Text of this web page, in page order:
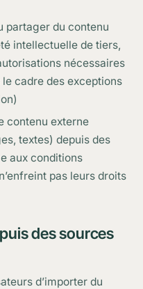
partager du contenu
intellectuelle de tiers,
nécessaires
cadre des exceptions
contenu externe
textes) depuis des
aux conditions
pas leurs droits
des sources
d’importer du